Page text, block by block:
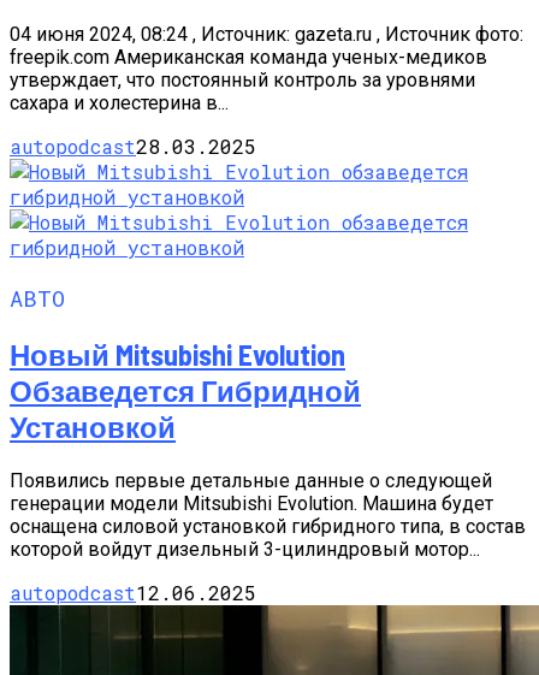
04 июня 2024, 08:24 , Источник: gazeta.ru , Источник фото:
freepik.com Американская команда ученых-медиков
утверждает, что постоянный контроль за уровнями
сахара и холестерина в...
autopodcast28.03.2025
АВТО
Новый Mitsubishi Evolution
Обзаведется Гибридной
Установкой
Появились первые детальные данные о следующей
генерации модели Mitsubishi Evolution. Машина будет
оснащена силовой установкой гибридного типа, в состав
которой войдут дизельный 3-цилиндровый мотор...
autopodcast12.06.2025